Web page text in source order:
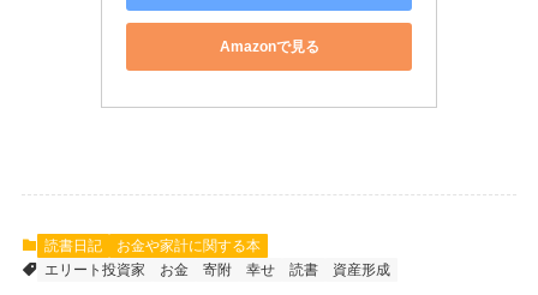
Amazonで見る
読書日記
お金や家計に関する本
エリート投資家
お金 寄附 幸せ 読書 資産形成